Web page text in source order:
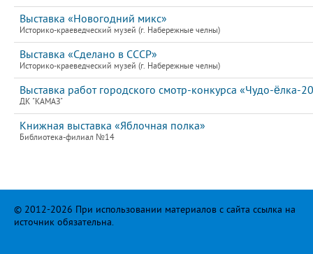
Выставка «Новогодний микс»
Историко-краеведческий музей (г. Набережные челны)
Выставка «Сделано в СССР»
Историко-краеведческий музей (г. Набережные челны)
Выставка работ городского смотр-конкурса «Чудо-ёлка-
ДК "КАМАЗ"
Книжная выставка «Яблочная полка»
Библиотека-филиал №14
© 2012-2026 При использовании материалов с сайта ссылка на
источник обязательна.